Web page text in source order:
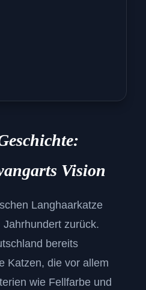
Vision
Langhaarkatze
zurück.
bereits
Katzen, die vor allem
wie Fellfarbe und